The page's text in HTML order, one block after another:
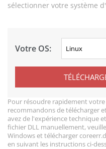
sélectionner votre système
Votre OS:
Pour résoudre rapidement
recommandons de télécharger
avez de l'expérience technique
fichier DLL manuellement,
Windows et télécharger
en suivant les instructions ci-